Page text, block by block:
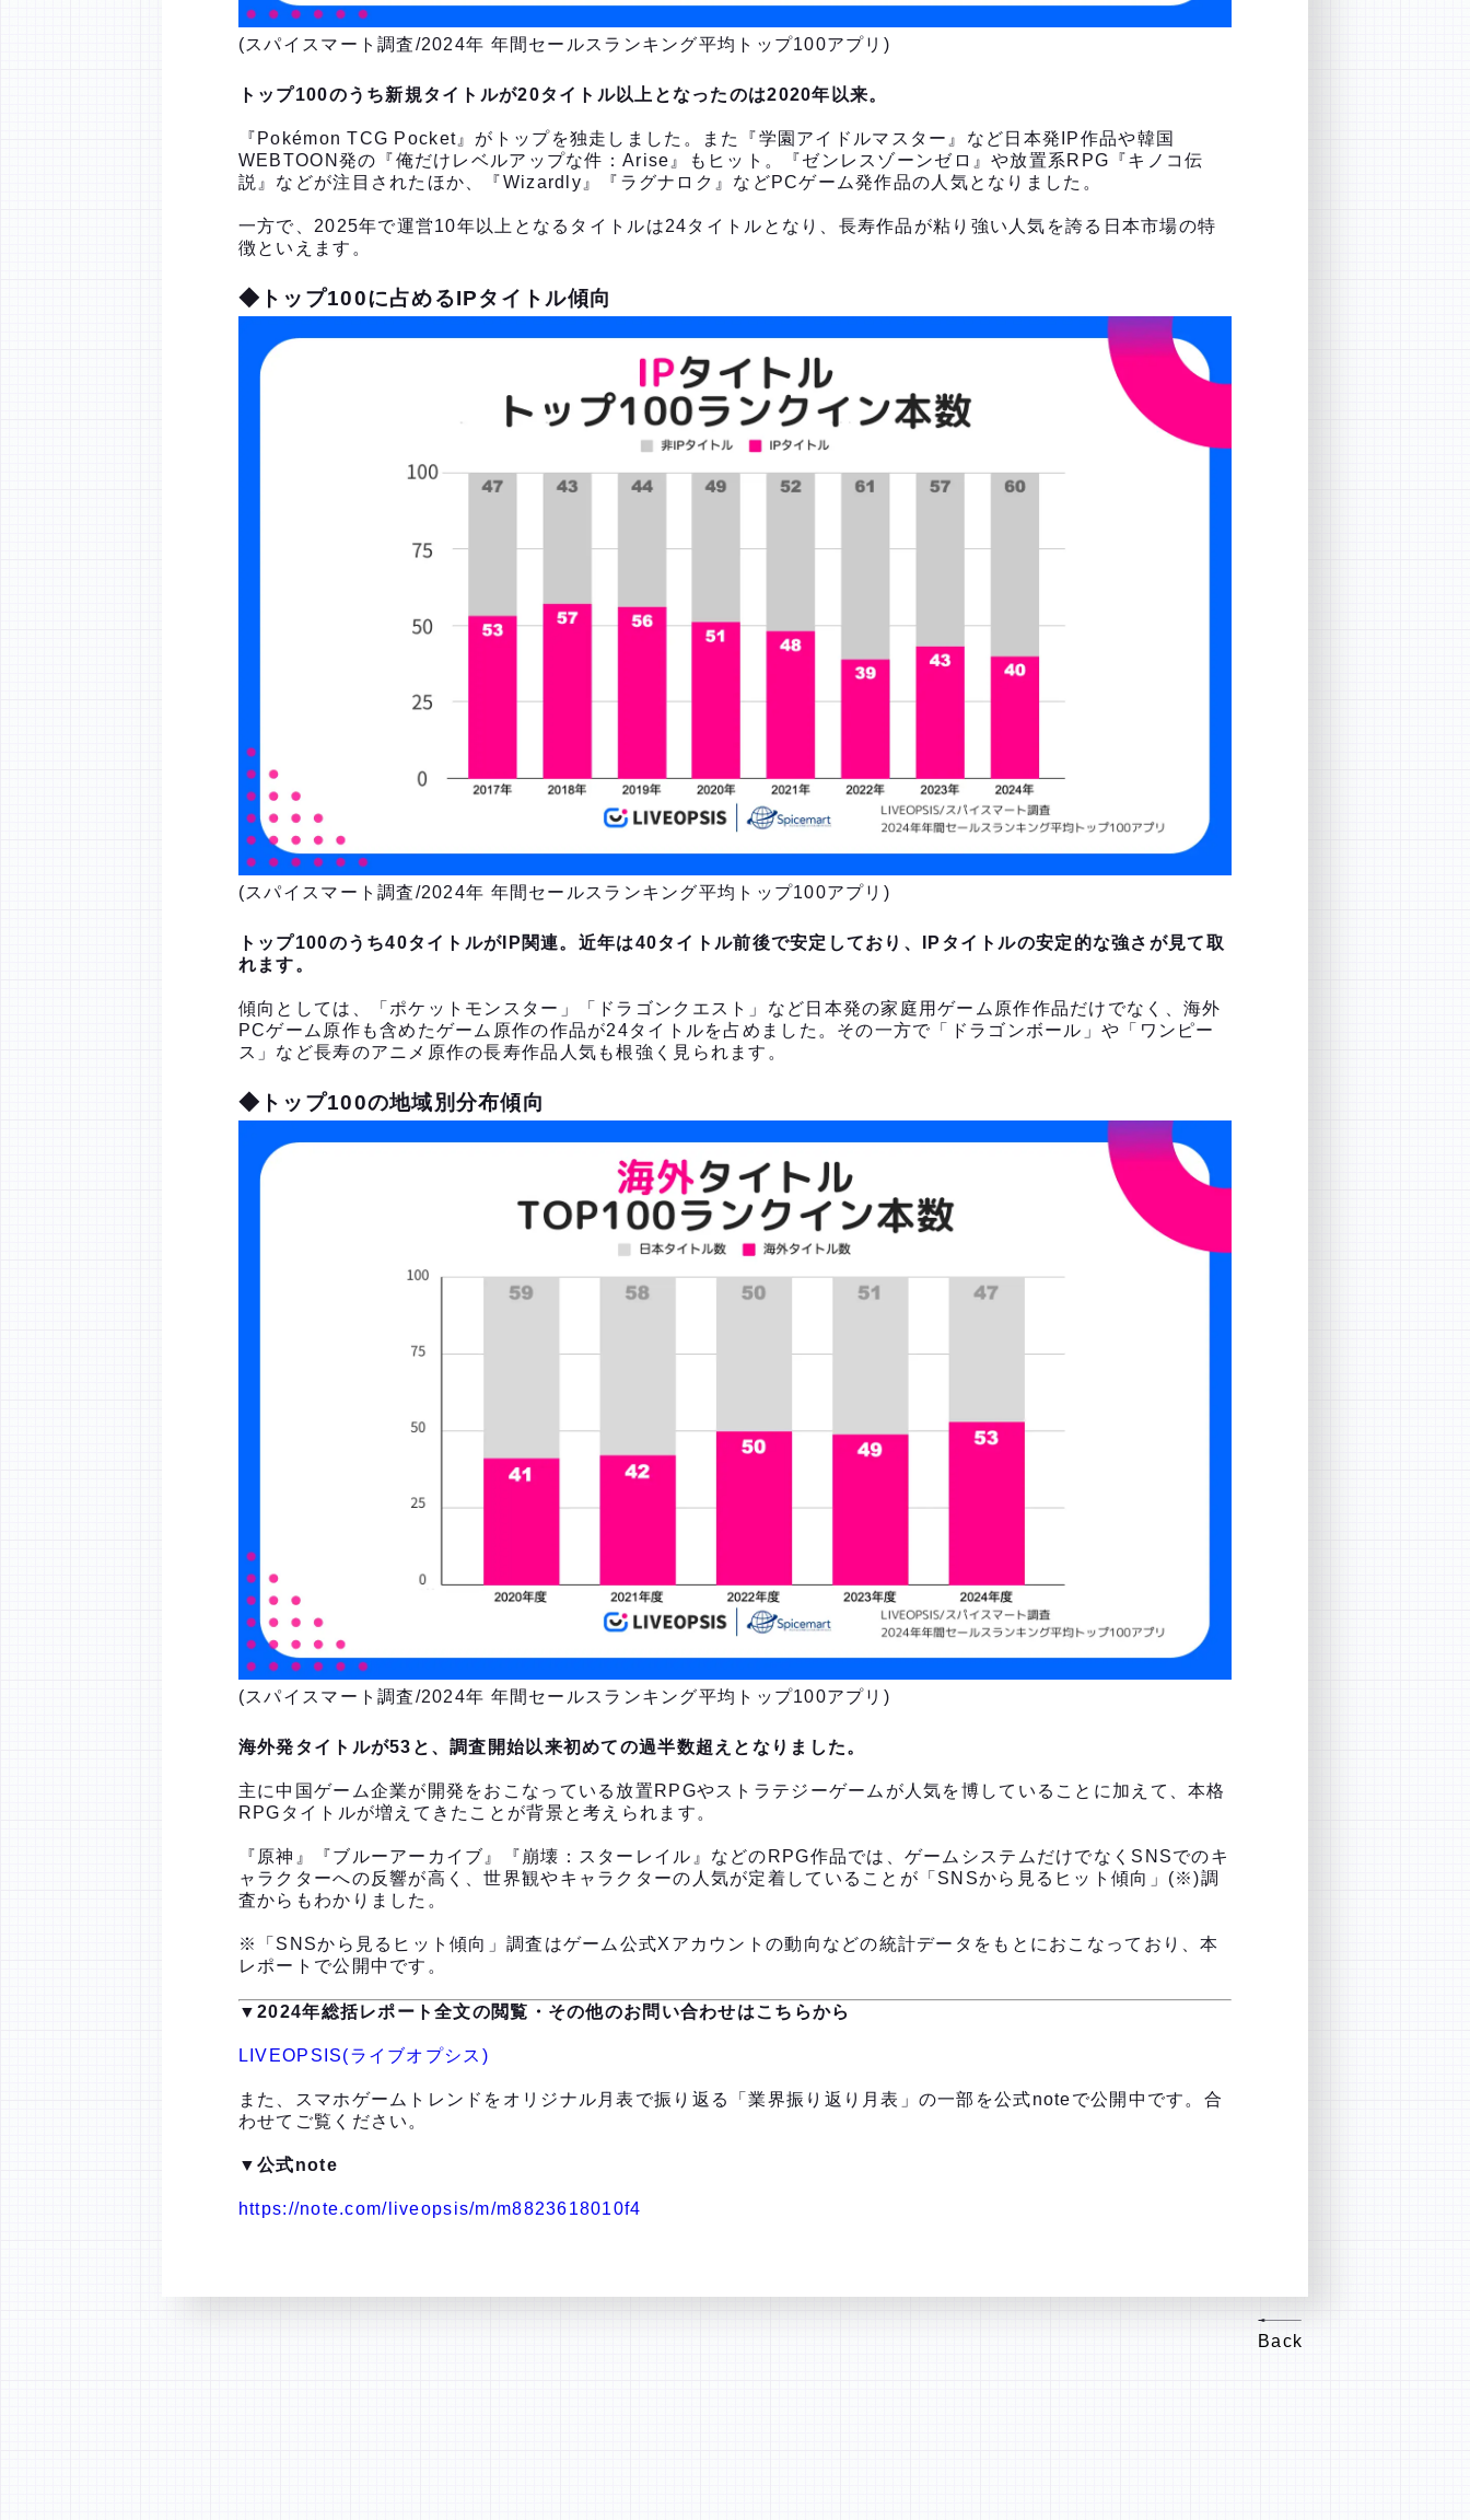
(スパイスマート調査/2024年 年間セールスランキング平均トップ100アプリ)
トップ100のうち新規タイトルが20タイトル以上となったのは2020年以来。
『Pokémon TCG Pocket』がトップを独走しました。また『学園アイドルマスター』など日本発IP作品や韓国
WEBTOON発の『俺だけレベルアップな件：Arise』もヒット。『ゼンレスゾーンゼロ』や放置系RPG『キノコ伝
説』などが注目されたほか、『Wizardly』『ラグナロク』などPCゲーム発作品の人気となりました。
一方で、2025年で運営10年以上となるタイトルは24タイトルとなり、長寿作品が粘り強い人気を誇る日本市場の特
徴といえます。
◆トップ100に占めるIPタイトル傾向
(スパイスマート調査/2024年 年間セールスランキング平均トップ100アプリ)
トップ100のうち40タイトルがIP関連。近年は40タイトル前後で安定しており、IPタイトルの安定的な強さが見て取
れます。
傾向としては、「ポケットモンスター」「ドラゴンクエスト」など日本発の家庭用ゲーム原作作品だけでなく、海外
PCゲーム原作も含めたゲーム原作の作品が24タイトルを占めました。その一方で「ドラゴンボール」や「ワンピー
ス」など長寿のアニメ原作の長寿作品人気も根強く見られます。
◆トップ100の地域別分布傾向
(スパイスマート調査/2024年 年間セールスランキング平均トップ100アプリ)
海外発タイトルが53と、調査開始以来初めての過半数超えとなりました。
主に中国ゲーム企業が開発をおこなっている放置RPGやストラテジーゲームが人気を博していることに加えて、本格
RPGタイトルが増えてきたことが背景と考えられます。
『原神』『ブルーアーカイブ』『崩壊：スターレイル』などのRPG作品では、ゲームシステムだけでなくSNSでのキ
ャラクターへの反響が高く、世界観やキャラクターの人気が定着していることが「SNSから見るヒット傾向」(※)調
査からもわかりました。
※「SNSから見るヒット傾向」調査はゲーム公式Xアカウントの動向などの統計データをもとにおこなっており、本
レポートで公開中です。
▼2024年総括レポート全文の閲覧・その他のお問い合わせはこちらから
LIVEOPSIS(ライブオプシス)
また、スマホゲームトレンドをオリジナル月表で振り返る「業界振り返り月表」の一部を公式noteで公開中です。合
わせてご覧ください。
▼公式note
https://note.com/liveopsis/m/m8823618010f4
Back